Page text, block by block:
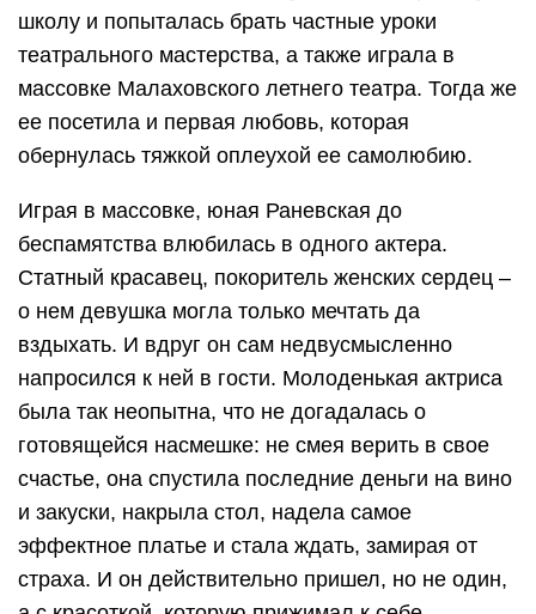
школу и попыталась брать частные уроки
театрального мастерства, а также играла в
массовке Малаховского летнего театра. Тогда же
ее посетила и первая любовь, которая
обернулась тяжкой оплеухой ее самолюбию.
Играя в массовке, юная Раневская до
беспамятства влюбилась в одного актера.
Статный красавец, покоритель женских сердец –
о нем девушка могла только мечтать да
вздыхать. И вдруг он сам недвусмысленно
напросился к ней в гости. Молоденькая актриса
была так неопытна, что не догадалась о
готовящейся насмешке: не смея верить в свое
счастье, она спустила последние деньги на вино
и закуски, накрыла стол, надела самое
эффектное платье и стала ждать, замирая от
страха. И он действительно пришел, но не один,